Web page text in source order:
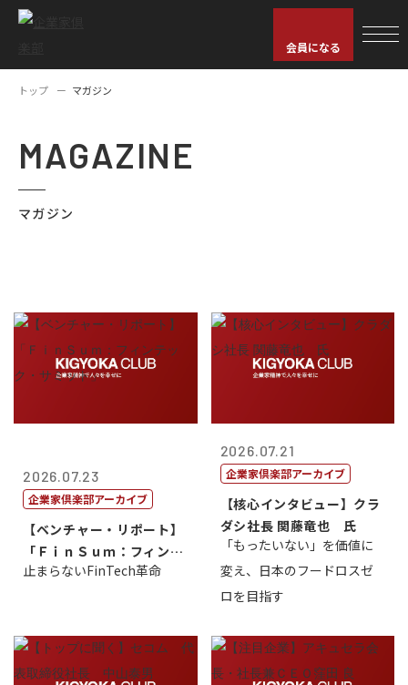
会員になる
トップ マガジン
MAGAZINE
マガジン
2026.07.23
企業家倶楽部アーカイブ
【ベンチャー・リポート】
「ＦｉｎＳｕｍ：フィンテ
ック・サミッ...
止まらないFinTech革命
2026.07.21
企業家倶楽部アーカイブ
【核心インタビュー】クラ
ダシ社長 関藤竜也 氏
「もったいない」を価値に
変え、日本のフードロスゼ
ロを目指す